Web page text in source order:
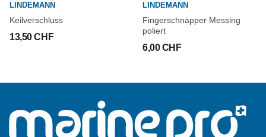
LINDEMANN
Keilverschluss
13,50 CHF
LINDEMANN
Fingerschnäpper Messing
poliert
6,00 CHF